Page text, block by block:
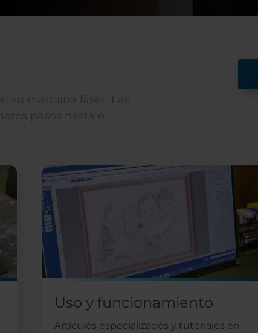
Uso y funcionamiento
Artículos especializados y tutoriales en